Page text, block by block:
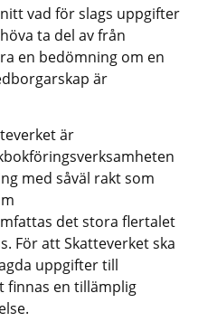
vad för slags uppgifter
ta del av från
en bedömning om en
är
är
med såväl rakt som
det stora flertalet
För att Skatteverket ska
uppgifter till
finnas en tillämplig